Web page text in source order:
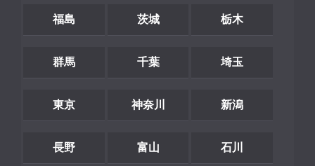
福島 茨城 栃木
群馬 千葉 埼玉
東京 神奈川 新潟
長野 富山 石川